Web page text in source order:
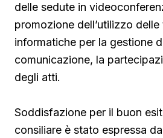
delle sedute in
promozione dell’utilizzo
informatiche per la gestione
comunicazione, la
degli atti.
Soddisfazione per il buon
consiliare è stato espressa